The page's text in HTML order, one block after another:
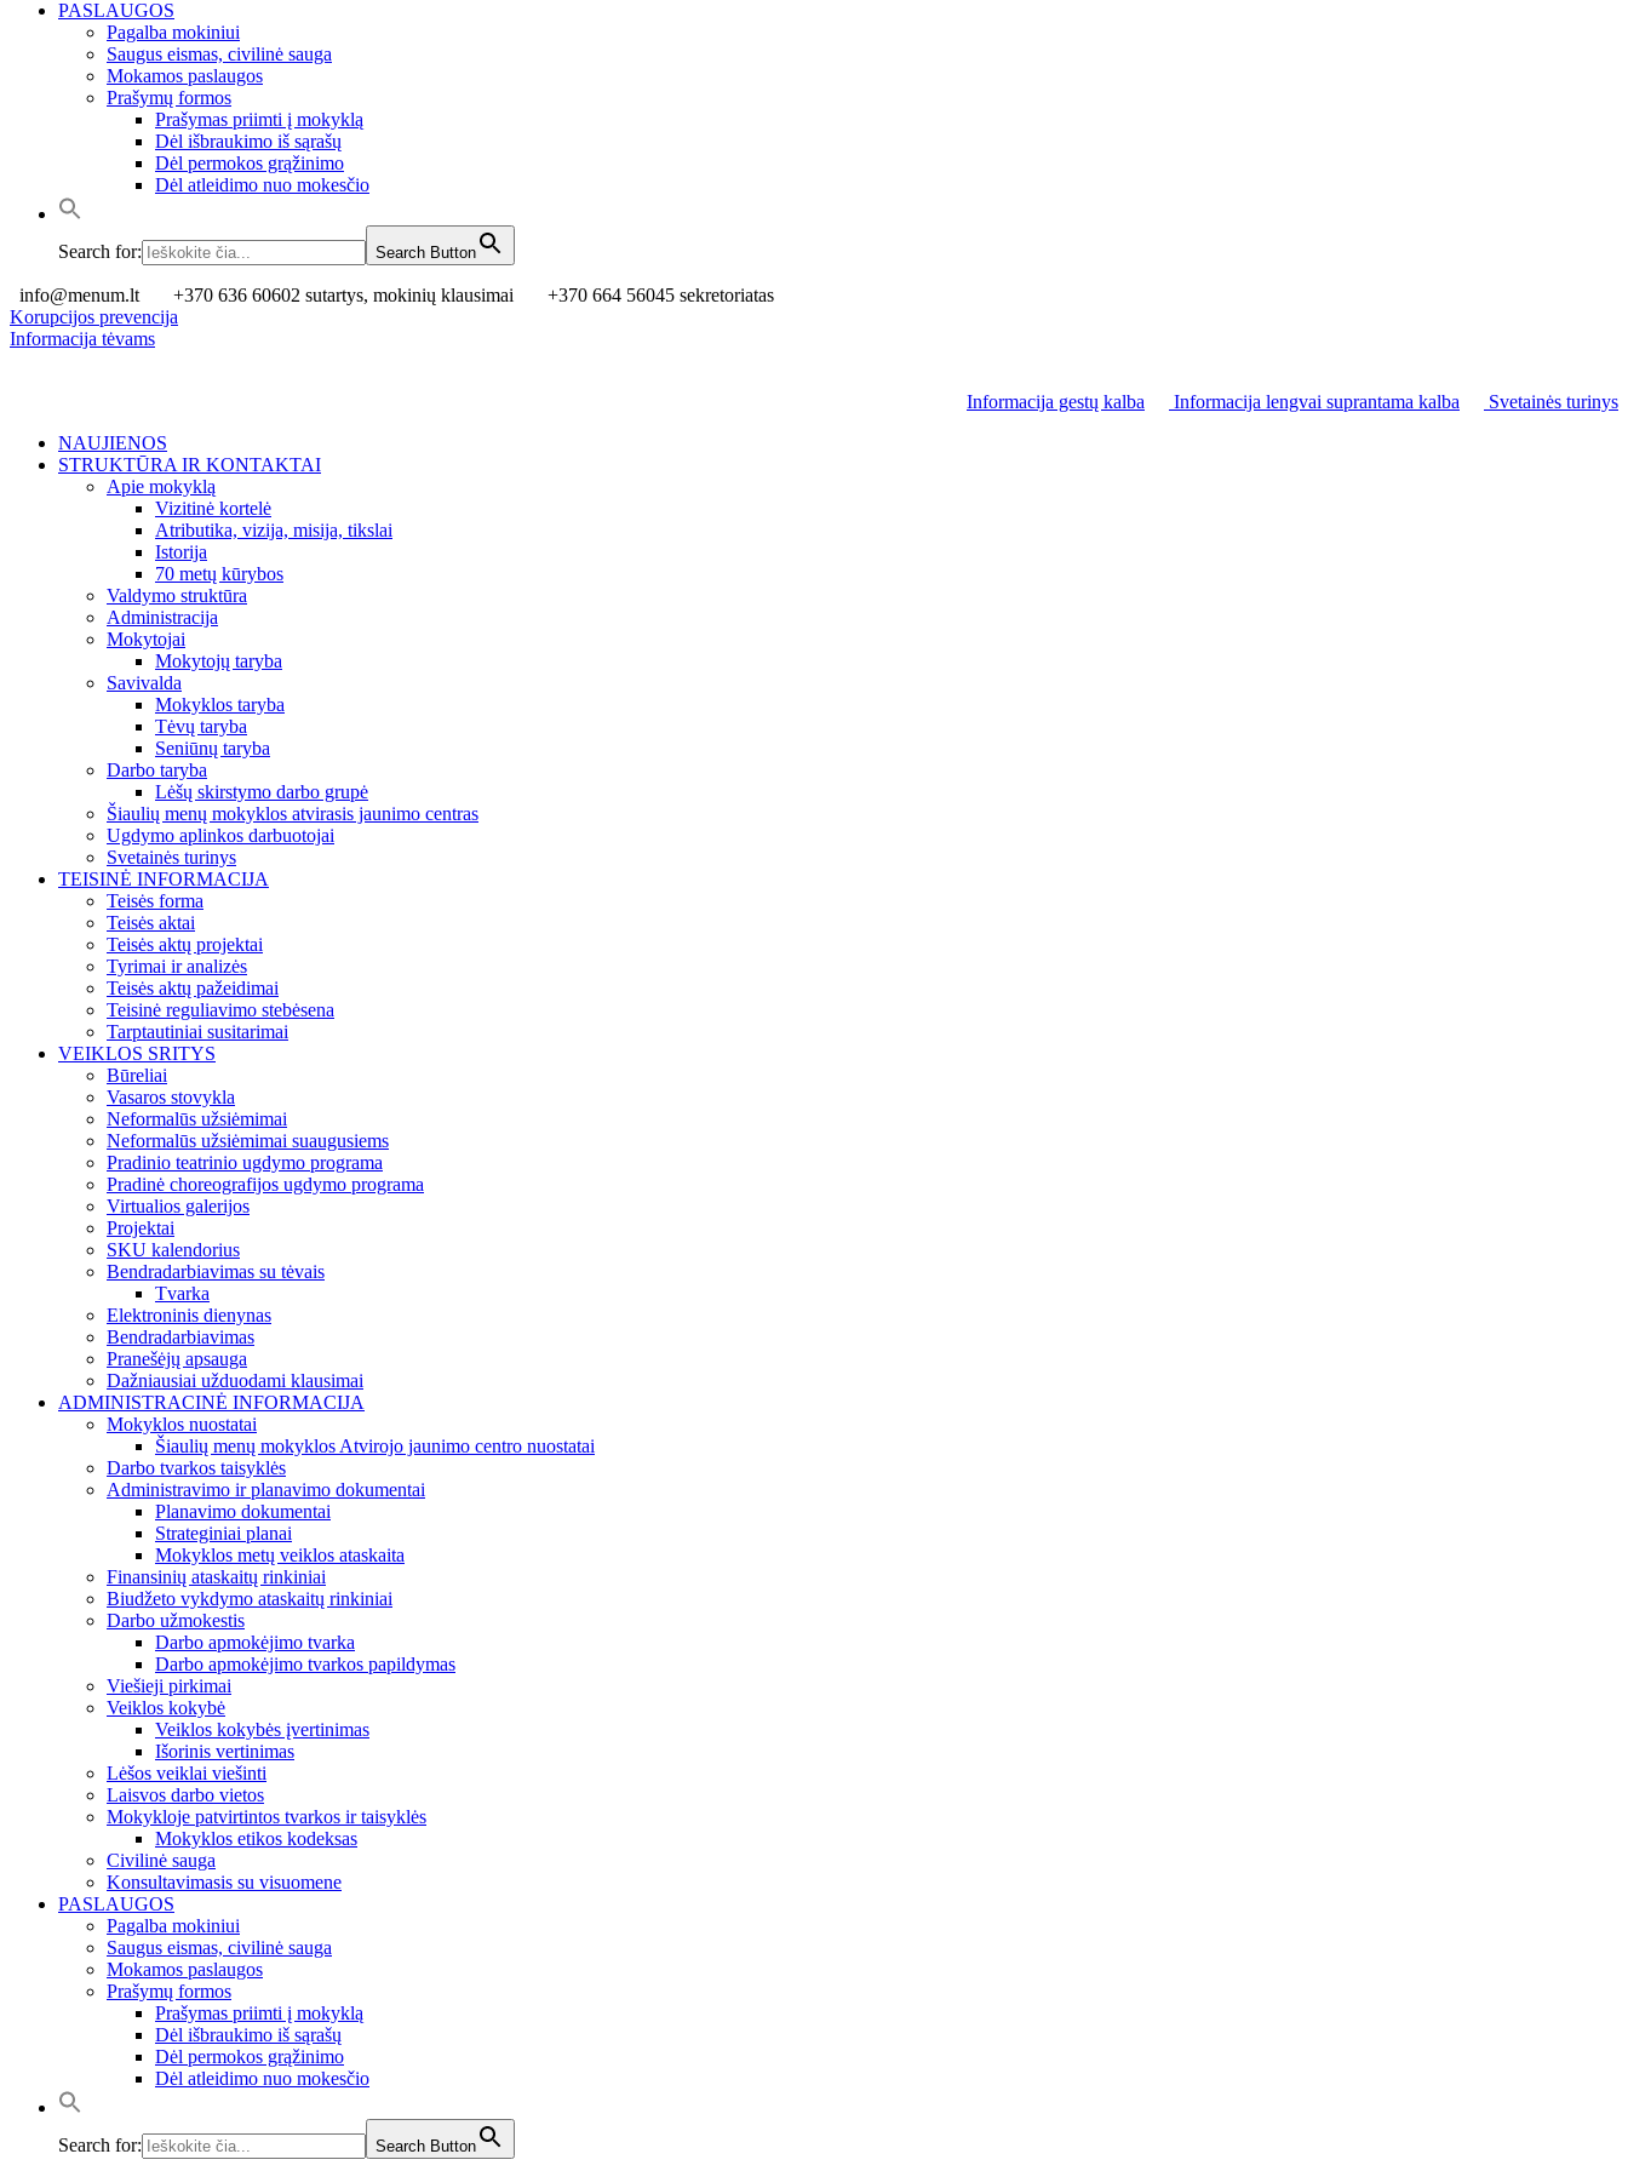
PASLAUGOS
Pagalba mokiniui
Saugus eismas, civilinė sauga
Mokamos paslaugos
Prašymų formos
Prašymas priimti į mokyklą
Dėl išbraukimo iš sąrašų
Dėl permokos grąžinimo
Dėl atleidimo nuo mokesčio
Search for: Search Button
info@menum.lt +370 636 60602 sutartys, mokinių klausimai
+370 664 56045 sekretoriatas
Korupcijos prevencija
Informacija tėvams
Informacija gestų kalba Informacija lengvai suprantama kalba
Svetainės turinys
NAUJIENOS
STRUKTŪRA IR KONTAKTAI
Apie mokyklą
Vizitinė kortelė
Atributika, vizija, misija, tikslai
Istorija
70 metų kūrybos
Valdymo struktūra
Administracija
Mokytojai
Mokytojų taryba
Savivalda
Mokyklos taryba
Tėvų taryba
Seniūnų taryba
Darbo taryba
Lėšų skirstymo darbo grupė
Šiaulių menų mokyklos atvirasis jaunimo centras
Ugdymo aplinkos darbuotojai
Svetainės turinys
TEISINĖ INFORMACIJA
Teisės forma
Teisės aktai
Teisės aktų projektai
Tyrimai ir analizės
Teisės aktų pažeidimai
Teisinė reguliavimo stebėsena
Tarptautiniai susitarimai
VEIKLOS SRITYS
Būreliai
Vasaros stovykla
Neformalūs užsiėmimai
Neformalūs užsiėmimai suaugusiems
Pradinio teatrinio ugdymo programa
Pradinė choreografijos ugdymo programa
Virtualios galerijos
Projektai
SKU kalendorius
Bendradarbiavimas su tėvais
Tvarka
Elektroninis dienynas
Bendradarbiavimas
Pranešėjų apsauga
Dažniausiai užduodami klausimai
ADMINISTRACINĖ INFORMACIJA
Mokyklos nuostatai
Šiaulių menų mokyklos Atvirojo jaunimo centro nuostatai
Darbo tvarkos taisyklės
Administravimo ir planavimo dokumentai
Planavimo dokumentai
Strateginiai planai
Mokyklos metų veiklos ataskaita
Finansinių ataskaitų rinkiniai
Biudžeto vykdymo ataskaitų rinkiniai
Darbo užmokestis
Darbo apmokėjimo tvarka
Darbo apmokėjimo tvarkos papildymas
Viešieji pirkimai
Veiklos kokybė
Veiklos kokybės įvertinimas
Išorinis vertinimas
Lėšos veiklai viešinti
Laisvos darbo vietos
Mokykloje patvirtintos tvarkos ir taisyklės
Mokyklos etikos kodeksas
Civilinė sauga
Konsultavimasis su visuomene
PASLAUGOS
Pagalba mokiniui
Saugus eismas, civilinė sauga
Mokamos paslaugos
Prašymų formos
Prašymas priimti į mokyklą
Dėl išbraukimo iš sąrašų
Dėl permokos grąžinimo
Dėl atleidimo nuo mokesčio
Search for: Search Button